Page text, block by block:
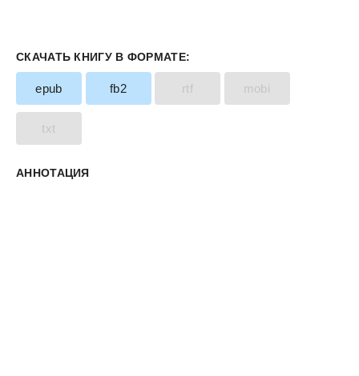
СКАЧАТЬ КНИГУ В ФОРМАТЕ:
epub fb2 rtf mobi
txt
АННОТАЦИЯ